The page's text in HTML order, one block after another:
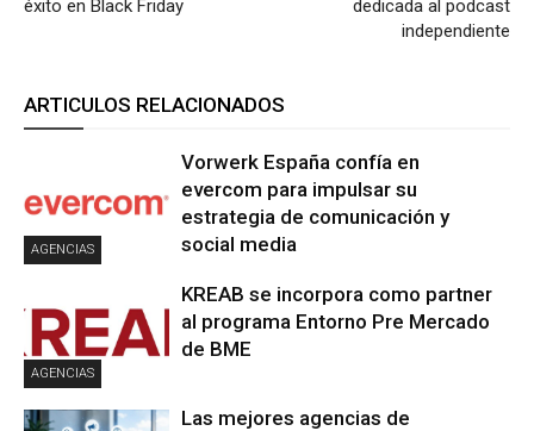
éxito en Black Friday
dedicada al podcast
independiente
ARTICULOS RELACIONADOS
AGENCIAS
Vorwerk España confía en
evercom para impulsar su
estrategia de comunicación y
social media
AGENCIAS
KREAB se incorpora como partner
al programa Entorno Pre Mercado
de BME
Las mejores agencias de